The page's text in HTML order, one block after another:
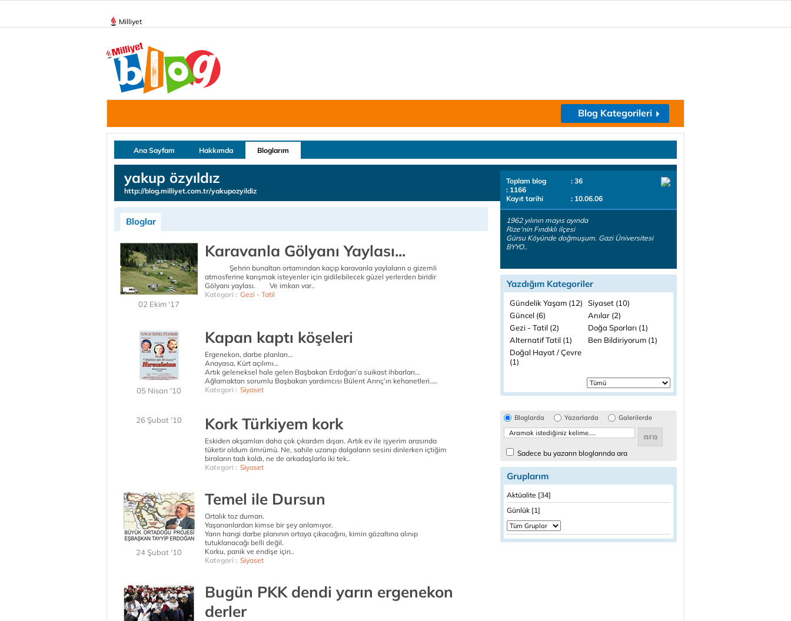
Milliyet
Blog Kategorileri
Ana Sayfam Hakkımda Bloglarım
yakup özyıldız
http://blog.milliyet.com.tr/yakupozyildiz
Bloglar
02 Ekim '17
Karavanla Gölyanı Yaylası...
Şehrin bunaltan ortamından kaçıp karavanla yaylaların o gizemli
atmosferine karışmak isteyenler için gidilebilecek güzel yerlerden biridir
Gölyanı yaylası. Ve imkan var..
Kategori : Gezi - Tatil
05 Nisan '10
Kapan kaptı köşeleri
Ergenekon, darbe planları…
Anayasa, Kürt açılımı…
Artık geleneksel hale gelen Başbakan Erdoğan’a suikast ihbarları…
Ağlamaktan sorumlu Başbakan yardımcısı Bülent Arınç’ın kehanetleri…..
Kategori : Siyaset
26 Şubat '10 Kork Türkiyem kork
Eskiden akşamları daha çok çıkardım dışarı. Artık ev ile işyerim arasında
tüketir oldum ömrümü. Ne, sahile uzanıp dalgaların sesini dinlerken içtiğim
biraların tadı kaldı, ne de arkadaşlarla iki tek..
Kategori : Siyaset
24 Şubat '10
Temel ile Dursun
Ortalık toz duman.
Yaşananlardan kimse bir şey anlamıyor.
Yarın hangi darbe planının ortaya çıkacağını, kimin gözaltına alınıp
tutuklanacağı belli değil.
Korku, panik ve endişe için..
Kategori : Siyaset
Bugün PKK dendi yarın ergenekon
derler
Toplam blog
: 36
: 1166
Kayıt tarihi
: 10.06.06
1962 yılının mayıs ayında
Rize'nin Fındıklı ilçesi
Gürsu Köyünde doğmuşum. Gazi Üniversitesi
BYYO..
Yazdığım Kategoriler
Gündelik Yaşam (12)
Siyaset (10)
Güncel (6)
Anılar (2)
Gezi - Tatil (2)
Doğa Sporları (1)
Alternatif Tatil (1)
Ben Bildiriyorum (1)
Doğal Hayat / Çevre
(1)
Bloglarda Yazarlarda Galerilerde
Sadece bu yazarın bloglarında ara
Gruplarım
Aktüalite [34]
Günlük [1]